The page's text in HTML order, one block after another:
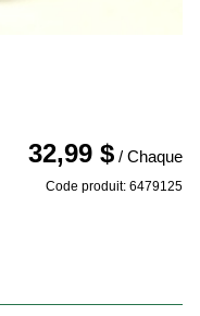
32,99 $ / Chaque
Code produit: 6479125